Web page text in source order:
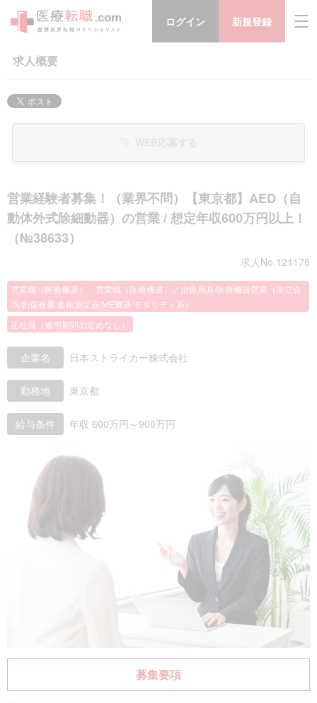
ログイン 新規登録
求人概要
営業経験者募集！（業界不問）【東京都】AED（自
動体外式除細動器）の営業 / 想定年収600万円以上！
（№38633）
求人No.121178
営業職（医療機器）、営業職（医療機器）／治療用具/医療機器営業（非立会
系/創傷被覆/血糖測定器/ME機器/モダリティ系）
正社員（雇用期間の定めなし）
企業名 日本ストライカー株式会社
勤務地 東京都
給与条件 年収 600万円～900万円
募集要項